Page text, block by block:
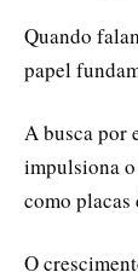
Quando
papel
A busca por
impulsiona
como placas
O